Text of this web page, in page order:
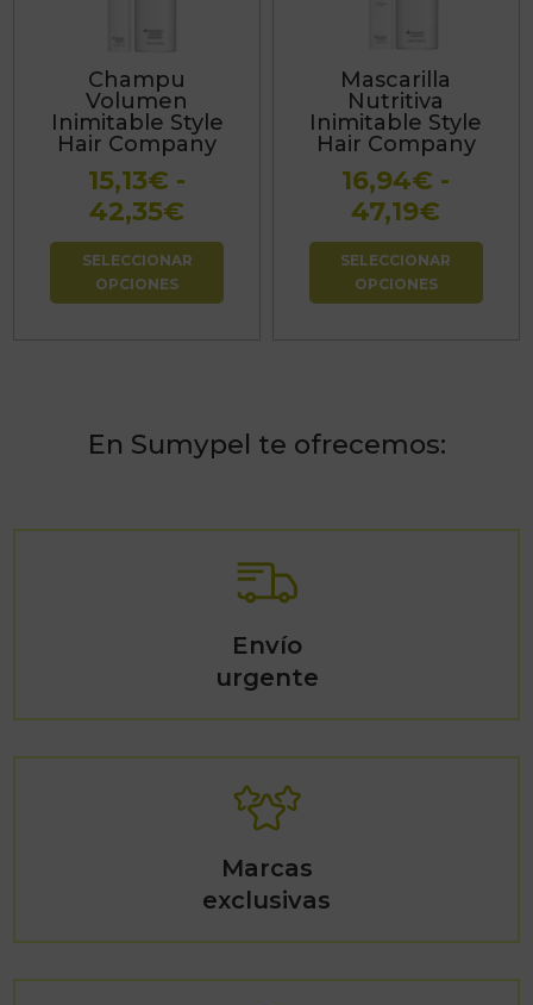
Champu
Volumen
Inimitable Style
Hair Company
15,13€ -
42,35€
de
precios:
desde
SELECCIONAR
OPCIONES
opciones
se
pueden
elegir
la
página
de
Mascarilla
Nutritiva
Inimitable Style
Hair Company
16,94€ -
47,19€
de
desde
SELECCIONAR
OPCIONES
opciones
se
pueden
elegir
la
página
de
En Sumypel te ofrecemos:
Envío
urgente
Marcas
exclusivas